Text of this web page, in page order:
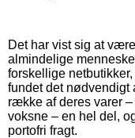
Det har vist sig at
almindelige
forskellige
fundet det nødvendigt
række af deres varer
voksne – en hel del,
portofri fragt.